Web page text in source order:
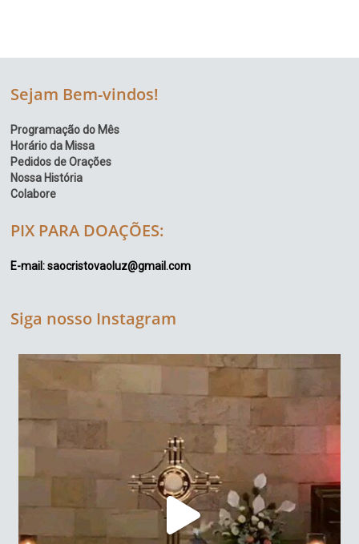
Sejam Bem-vindos!
Programação do Mês
Horário da Missa
Pedidos de Orações
Nossa História
Colabore
PIX PARA DOAÇÕES:
E-mail: saocristovaoluz@gmail.com
Siga nosso Instagram